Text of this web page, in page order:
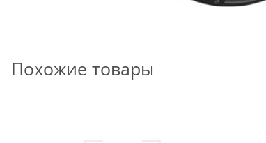
Похожие товары